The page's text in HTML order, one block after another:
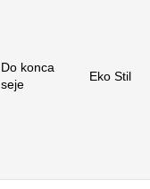
Do konca
seje
Eko Stil